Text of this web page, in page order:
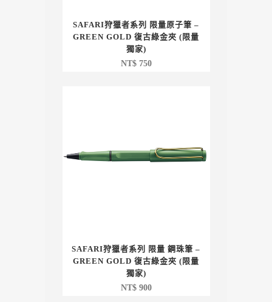
SAFARI狩獵者系列 限量原子筆 –
GREEN GOLD 復古綠金夾 (限量
獨家)
NT$750
SAFARI狩獵者系列 限量 鋼珠筆 –
GREEN GOLD 復古綠金夾 (限量
獨家)
NT$900